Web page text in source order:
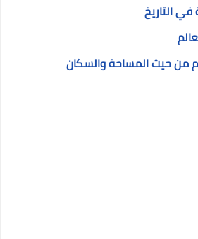
التاريخ
من حيث المساحة والسكان